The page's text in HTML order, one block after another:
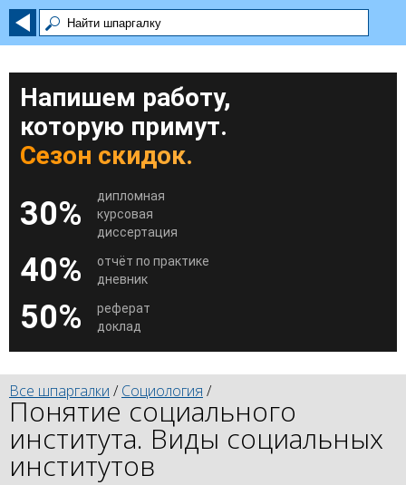
Напишем работу,
которую примут.
Сезон скидок.
30%
дипломная
курсовая
диссертация
40%
отчёт по практике
дневник
50%
реферат
доклад
Все шпаргалки / Социология /
Понятие социального
института. Виды социальных
институтов